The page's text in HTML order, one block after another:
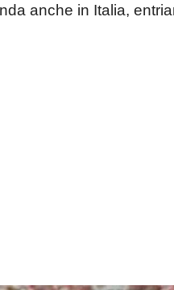
anche in Italia,